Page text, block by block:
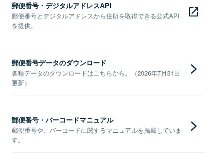
郵便番号・デジタルアドレスAPI
郵便番号とデジタルアドレスから住所を取得できる公式API
を提供。
郵便番号データのダウンロード
各種データのダウンロードはこちらから。（2026年7月31日
更新）
郵便番号・バーコードマニュアル
郵便番号や、バーコードに関するマニュアルを掲載していま
す。